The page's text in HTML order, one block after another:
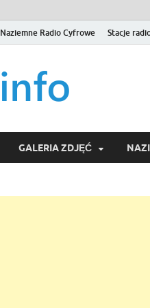
Naziemne Radio Cyfrowe Stacje
GALERIA ZDJĘĆ